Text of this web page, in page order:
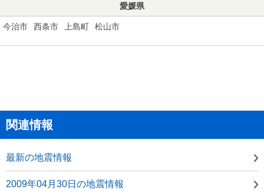
愛媛県
今治市 西条市 上島町 松山市
関連情報
最新の地震情報
2009年04月30日の地震情報